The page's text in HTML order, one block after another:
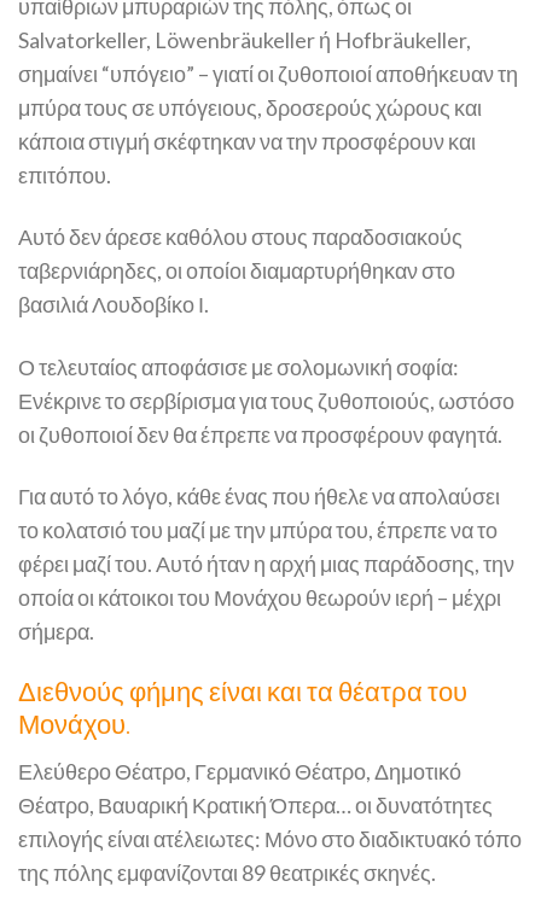
υπαίθριων μπυραριών της πόλης, όπως οι
Salvatorkeller, Löwenbräukeller ή Hofbräukeller,
σημαίνει “υπόγειο” – γιατί οι ζυθοποιοί αποθήκευαν τη
μπύρα τους σε υπόγειους, δροσερούς χώρους και
κάποια στιγμή σκέφτηκαν να την προσφέρουν και
επιτόπου.
Αυτό δεν άρεσε καθόλου στους παραδοσιακούς
ταβερνιάρηδες, οι οποίοι διαμαρτυρήθηκαν στο
βασιλιά Λουδοβίκο Ι.
Ο τελευταίος αποφάσισε με σολομωνική σοφία:
Ενέκρινε το σερβίρισμα για τους ζυθοποιούς, ωστόσο
οι ζυθοποιοί δεν θα έπρεπε να προσφέρουν φαγητά.
Για αυτό το λόγο, κάθε ένας που ήθελε να απολαύσει
το κολατσιό του μαζί με την μπύρα του, έπρεπε να το
φέρει μαζί του. Αυτό ήταν η αρχή μιας παράδοσης, την
οποία οι κάτοικοι του Μονάχου θεωρούν ιερή – μέχρι
σήμερα.
Διεθνούς φήμης είναι και τα θέατρα του
Μονάχου.
Ελεύθερο Θέατρο, Γερμανικό Θέατρο, Δημοτικό
Θέατρο, Βαυαρική Κρατική Όπερα… οι δυνατότητες
επιλογής είναι ατέλειωτες: Μόνο στο διαδικτυακό τόπο
της πόλης εμφανίζονται 89 θεατρικές σκηνές.